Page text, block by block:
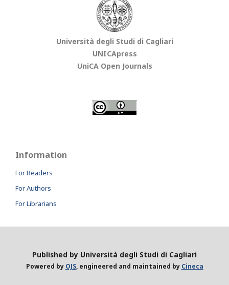
Università degli Studi di Cagliari
UNICApress
UniCA Open Journals
Information
For Readers
For Authors
For Librarians
Published by Università degli Studi di Cagliari
Powered by OJS, engineered and maintained by Cineca